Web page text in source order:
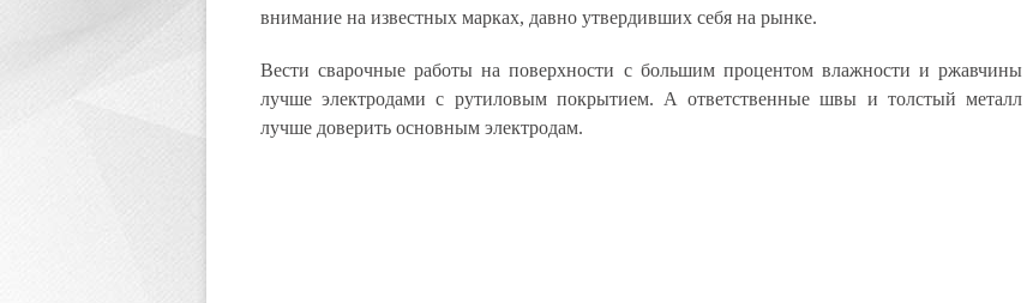
внимание на известных марках, давно утвердивших себя на рынке.
Вести сварочные работы на поверхности с большим процентом влажности и ржавчины
лучше электродами с рутиловым покрытием. А ответственные швы и толстый металл
лучше доверить основным электродам.